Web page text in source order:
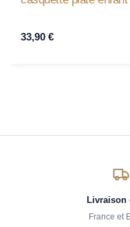
33,90 €
Livraison
France et